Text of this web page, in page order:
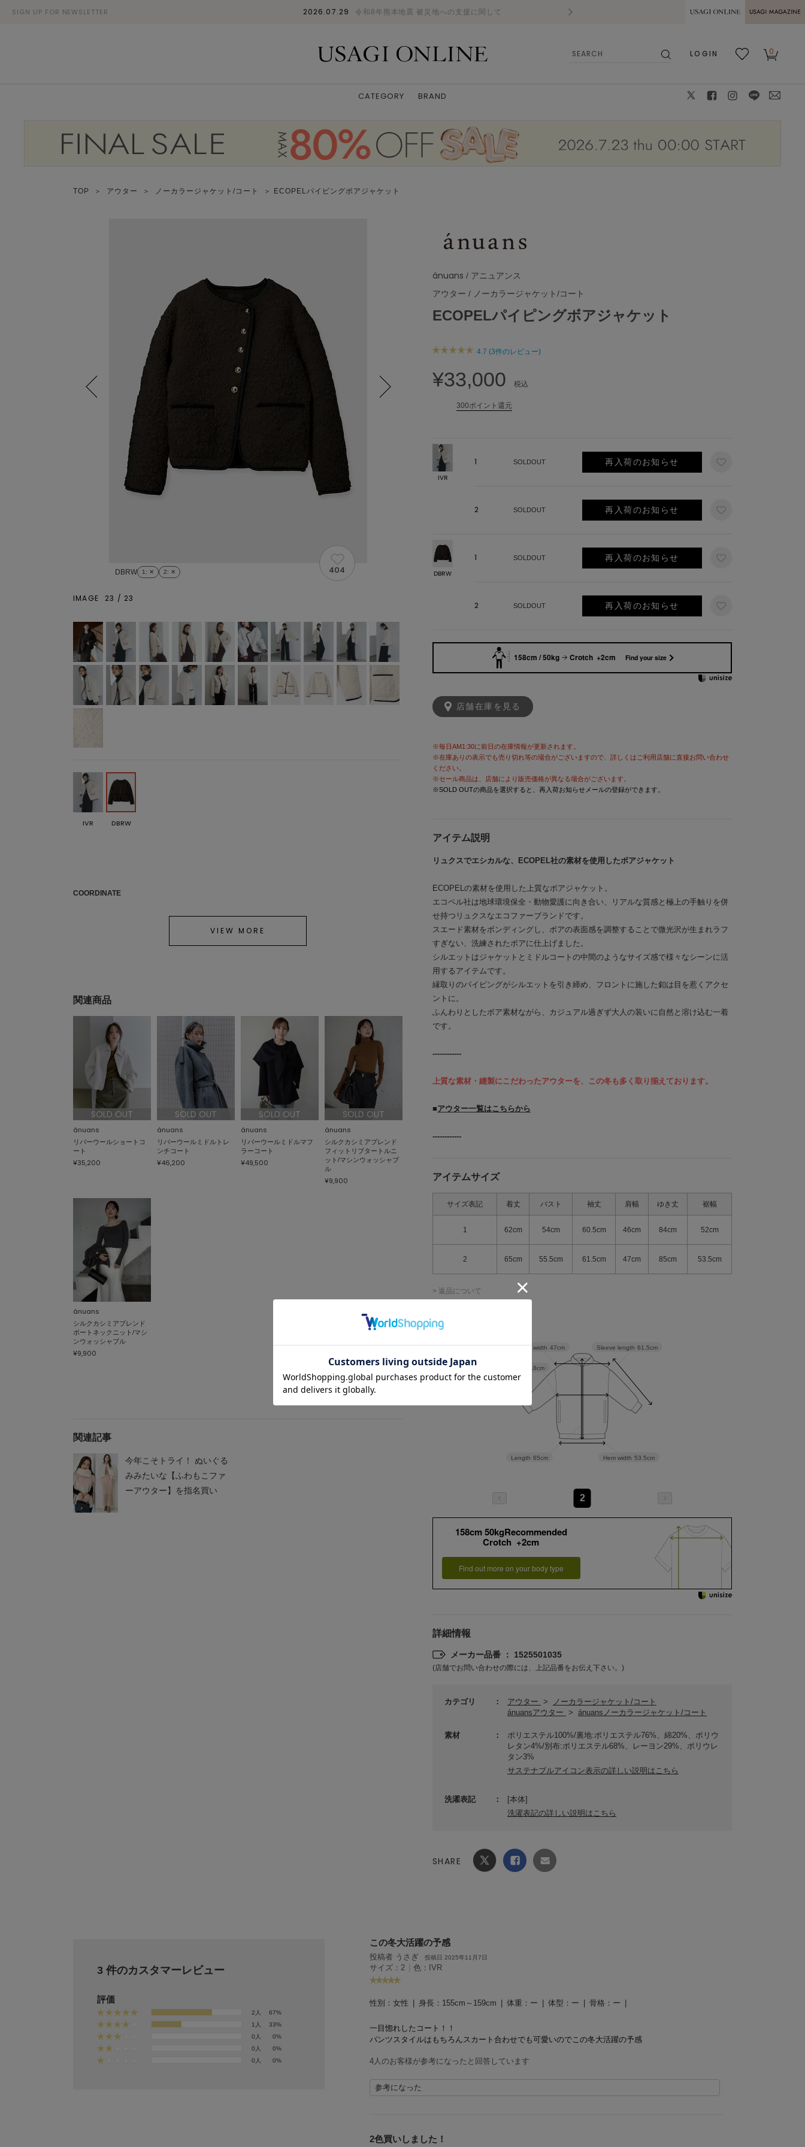
SIGN UP FOR NEWSLETTER 2026.07.29 令和8年熊本地震 被災地への支援に関して 熊本県熊本地方を震源とする地震の影響に
MAGAZINE
LOGIN
0
CATEGORY BRAND
TOP ＞ アウター ＞ ノーカラージャケット/コート ＞ ECOPELパイピングボアジャケット
ánuans / アニュアンス
アウター / ノーカラージャケット/コート
ECOPELパイピングボアジャケット
4.7 (3件のレビュー)
¥33,000 税込
300ポイント還元
IVR
1 SOLDOUT 再入荷のお知らせ
2 SOLDOUT 再入荷のお知らせ
DBRW
1 SOLDOUT 再入荷のお知らせ
2 SOLDOUT 再入荷のお知らせ
158cm / 50kg Crotch +2cm Find your size
店舗在庫を見る
※毎日AM1:30に前日の在庫情報が更新されます。
※在庫ありの表示でも売り切れ等の場合がございますので、詳しくはご利用店舗に直接お問い合わせ
ください。
※セール商品は、店舗により販売価格が異なる場合がございます。
※SOLD OUTの商品を選択すると、再入荷お知らせメールの登録ができます。
アイテム説明
リュクスでエシカルな、ECOPEL社の素材を使用したボアジャケット
ECOPELの素材を使用した上質なボアジャケット。
エコペル社は地球環境保全・動物愛護に向き合い、リアルな質感と極上の手触りを併
せ持つリュクスなエコファーブランドです。
スエード素材をボンディングし、ボアの表面感を調整することで微光沢が生まれラフ
すぎない、洗練されたボアに仕上げました。
シルエットはジャケットとミドルコートの中間のようなサイズ感で様々なシーンに活
用するアイテムです。
縁取りのパイピングがシルエットを引き締め、フロントに施した釦は目を惹くアクセ
ントに。
ふんわりとしたボア素材ながら、カジュアル過ぎず大人の装いに自然と溶け込む一着
です。
------------
上質な素材・縫製にこだわったアウターを、この冬も多く取り揃えております。
■アウター一覧はこちらから
------------
アイテムサイズ
サイズ表記 着丈 バスト 袖丈 肩幅 ゆき丈 裾幅
1 62cm 54cm 60.5cm 46cm 84cm 52cm
2 65cm 55.5cm 61.5cm 47cm 85cm 53.5cm
> 返品について
Hem width 53.5cm
Sleeve length 61.5cm
Length 65cm
27.8cm
Shoulder width 47cm
2
158cm 50kgRecommended
Crotch +2cm
Find out more on your body type
詳細情報
メーカー品番 ： 1525501035
(店舗でお問い合わせの際には、上記品番をお伝え下さい。)
カテゴリ アウター >
ノーカラージャケット/コート
ánuansアウター > ánuansノーカラージャケット/コート
素材
ポリエステル100%/裏地:ポリエステル76%、綿20%、ポリウ
レタン4%/別布:ポリエステル68%、レーヨン29%、ポリウレ
タン3%
サステナブルアイコン表示の詳しい説明はこちら
洗濯表記
[本体]
洗濯表記の詳しい説明はこちら
SHARE
DBRW 1 : ✕ 2: ✕ 404
IMAGE 23 / 23
IVR DBRW
COORDINATE
VIEW MORE
関連商品
SOLD OUT
ánuans
リバーウールショートコ
ート
¥35,200
SOLD OUT
ánuans
リバーウールミドルトレ
ンチコート
¥46,200
SOLD OUT
ánuans
リバーウールミドルマフ
ラーコート
¥49,500
SOLD OUT
ánuans
シルクカシミアブレンド
フィットリブタートルニ
ット/マシンウォッシャブ
ル
¥9,900
ánuans
シルクカシミアブレンド
ボートネックニット/マシ
ンウォッシャブル
¥9,900
関連記事
今年こそトライ！ ぬいぐる
みみたいな【ふわもこファ
ーアウター】を指名買い
3 件のカスタマーレビュー
評価
2人
67%
1人
33%
0人
0%
0人
0%
0人
0%
この冬大活躍の予感
投稿者 うさぎ 投稿日 2025年11月7日
サイズ：2 | 色：IVR
性別： 女性 身長： 155cm～159cm 体重： ー 体型： ー 骨格： ー
一目惚れしたコート！！
パンツスタイルはもちろんスカート合わせでも可愛いのでこの冬大活躍の予感
4人のお客様が参考になったと回答しています
参考になった
2色買いしました！